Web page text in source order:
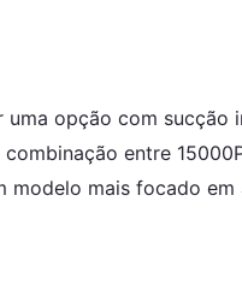
opção com
entre
modelo mais focado